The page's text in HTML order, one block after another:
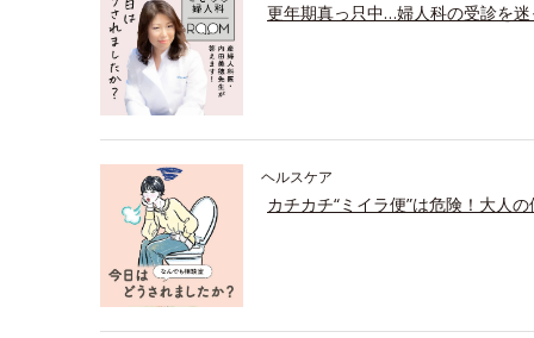
更年期真っ只中…婦人科の受診を
ヘルスケア
カチカチ“ミイラ便”は危険！大人